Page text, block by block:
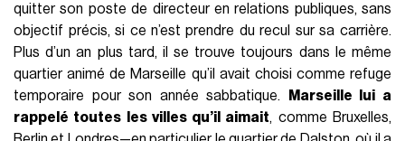
quitter son poste de directeur en relations publiques, sans
objectif précis, si ce n’est prendre du recul sur sa carrière.
Plus d’un an plus tard, il se trouve toujours dans le même
quartier animé de Marseille qu’il avait choisi comme refuge
temporaire pour son année sabbatique.
Marseille lui a
rappelé toutes les villes qu’il aimait, comme Bruxelles,